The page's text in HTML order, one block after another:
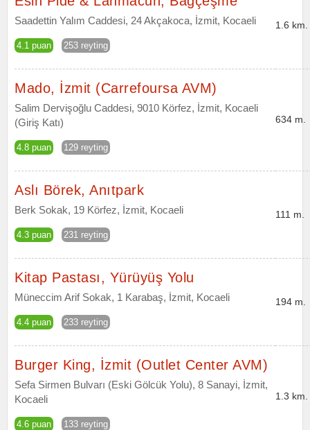
Saadettin Yalım Caddesi, 24 Akçakoca, İzmit, Kocaeli
4.1 puan 253 reyting
1.6 km.
Mado, İzmit (Carrefoursa AVM)
Salim Dervişoğlu Caddesi, 9010 Körfez, İzmit, Kocaeli
(Giriş Katı)
4.8 puan 129 reyting
634 m.
Aslı Börek, Anıtpark
Berk Sokak, 19 Körfez, İzmit, Kocaeli
4.3 puan 231 reyting
111 m.
Kitap Pastası, Yürüyüş Yolu
Müneccim Arif Sokak, 1 Karabaş, İzmit, Kocaeli
4.4 puan 233 reyting
194 m.
Burger King, İzmit (Outlet Center AVM)
Sefa Sirmen Bulvarı (Eski Gölcük Yolu), 8 Sanayi, İzmit,
Kocaeli
4.6 puan 133 reyting
1.3 km.